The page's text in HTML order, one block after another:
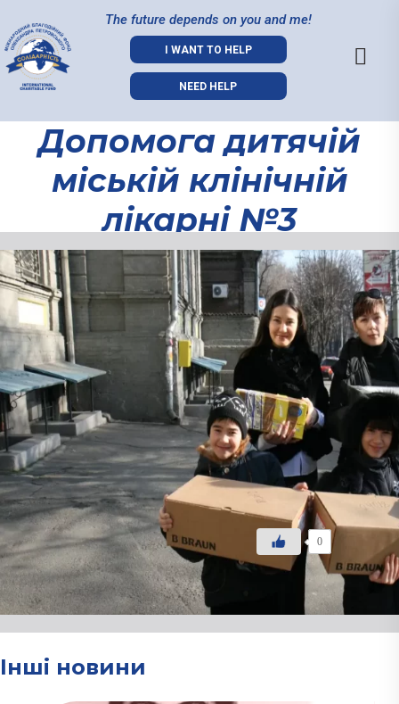
The future depends on you and me!
I WANT TO HELP
NEED HELP
Допомога дитячій
міській клінічній
лікарні №3
Допомога
дитячій
міській
клінічній
лікарні №3
01.09.2021
У рамках акції “Здоров’я
“Солідарність” надав
№3 ім. проф. М.Ф.
Руднєва,
недоношених дітей було
0
Інші новини